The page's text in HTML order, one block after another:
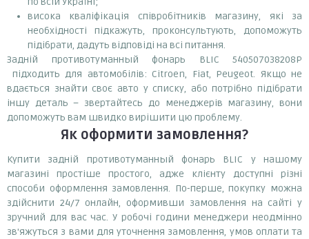
висока кваліфікація співробітників магазину, які за
необхідності підкажуть, проконсультують, допоможуть
підібрати, дадуть відповіді на всі питання.
Задній противотуманный фонарь BLIC 540507038208P
підходить для автомобілів: Citroen, Fiat, Peugeot. Якщо не
вдається знайти своє авто у списку, або потрібно підібрати
іншу деталь – звертайтесь до менеджерів магазину, вони
допоможуть вам швидко вирішити цю проблему.
Як оформити замовлення?
Купити задній противотуманный фонарь BLIC у нашому
магазині простіше простого, адже клієнту доступні різні
способи оформлення замовлення. По-перше, покупку можна
здійснити 24/7 онлайн, оформивши замовлення на сайті у
зручний для вас час. У робочі години менеджери неодмінно
зв'яжуться з вами для уточнення замовлення, умов оплати та